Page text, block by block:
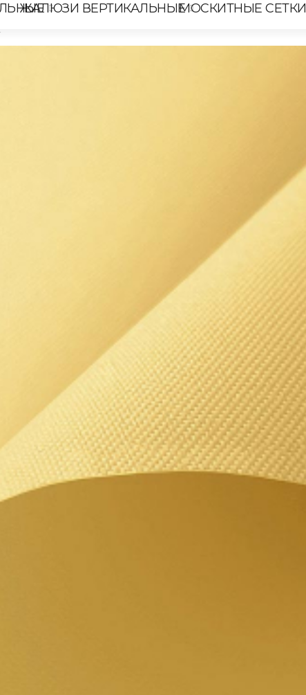
ЖАЛЮЗИ ВЕРТИКАЛЬНЫЕМОСКИТНЫЕ СЕТКИ